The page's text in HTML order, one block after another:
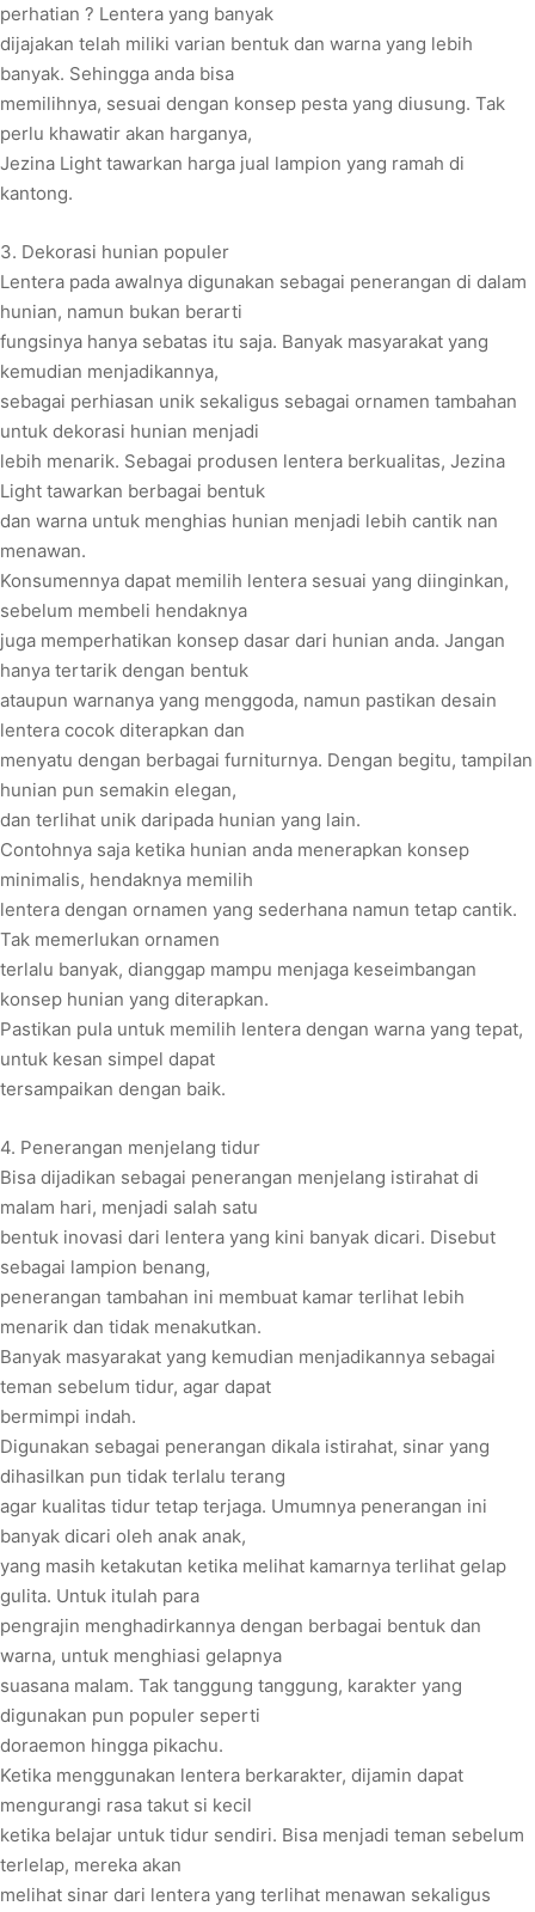
perhatian ? Lentera yang banyak
dijajakan telah miliki varian bentuk dan warna yang lebih
banyak. Sehingga anda bisa
memilihnya, sesuai dengan konsep pesta yang diusung. Tak
perlu khawatir akan harganya,
Jezina Light tawarkan harga jual lampion yang ramah di
kantong.
3. Dekorasi hunian populer
Lentera pada awalnya digunakan sebagai penerangan di dalam
hunian, namun bukan berarti
fungsinya hanya sebatas itu saja. Banyak masyarakat yang
kemudian menjadikannya,
sebagai perhiasan unik sekaligus sebagai ornamen tambahan
untuk dekorasi hunian menjadi
lebih menarik. Sebagai produsen lentera berkualitas, Jezina
Light tawarkan berbagai bentuk
dan warna untuk menghias hunian menjadi lebih cantik nan
menawan.
Konsumennya dapat memilih lentera sesuai yang diinginkan,
sebelum membeli hendaknya
juga memperhatikan konsep dasar dari hunian anda. Jangan
hanya tertarik dengan bentuk
ataupun warnanya yang menggoda, namun pastikan desain
lentera cocok diterapkan dan
menyatu dengan berbagai furniturnya. Dengan begitu, tampilan
hunian pun semakin elegan,
dan terlihat unik daripada hunian yang lain.
Contohnya saja ketika hunian anda menerapkan konsep
minimalis, hendaknya memilih
lentera dengan ornamen yang sederhana namun tetap cantik.
Tak memerlukan ornamen
terlalu banyak, dianggap mampu menjaga keseimbangan
konsep hunian yang diterapkan.
Pastikan pula untuk memilih lentera dengan warna yang tepat,
untuk kesan simpel dapat
tersampaikan dengan baik.
4. Penerangan menjelang tidur
Bisa dijadikan sebagai penerangan menjelang istirahat di
malam hari, menjadi salah satu
bentuk inovasi dari lentera yang kini banyak dicari. Disebut
sebagai lampion benang,
penerangan tambahan ini membuat kamar terlihat lebih
menarik dan tidak menakutkan.
Banyak masyarakat yang kemudian menjadikannya sebagai
teman sebelum tidur, agar dapat
bermimpi indah.
Digunakan sebagai penerangan dikala istirahat, sinar yang
dihasilkan pun tidak terlalu terang
agar kualitas tidur tetap terjaga. Umumnya penerangan ini
banyak dicari oleh anak anak,
yang masih ketakutan ketika melihat kamarnya terlihat gelap
gulita. Untuk itulah para
pengrajin menghadirkannya dengan berbagai bentuk dan
warna, untuk menghiasi gelapnya
suasana malam. Tak tanggung tanggung, karakter yang
digunakan pun populer seperti
doraemon hingga pikachu.
Ketika menggunakan lentera berkarakter, dijamin dapat
mengurangi rasa takut si kecil
ketika belajar untuk tidur sendiri. Bisa menjadi teman sebelum
terlelap, mereka akan
melihat sinar dari lentera yang terlihat menawan sekaligus